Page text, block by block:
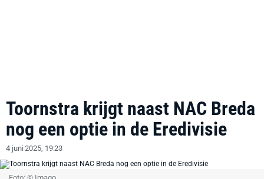
Toornstra krijgt naast NAC Breda
nog een optie in de Eredivisie
4 juni 2025, 19:23